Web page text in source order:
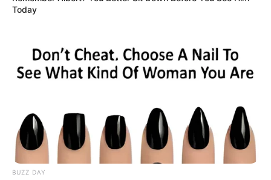
Nggak Selera
10 Pose Manekin Anti
Mainstream yang Konyol
Banget
Today
BUZZ DAY